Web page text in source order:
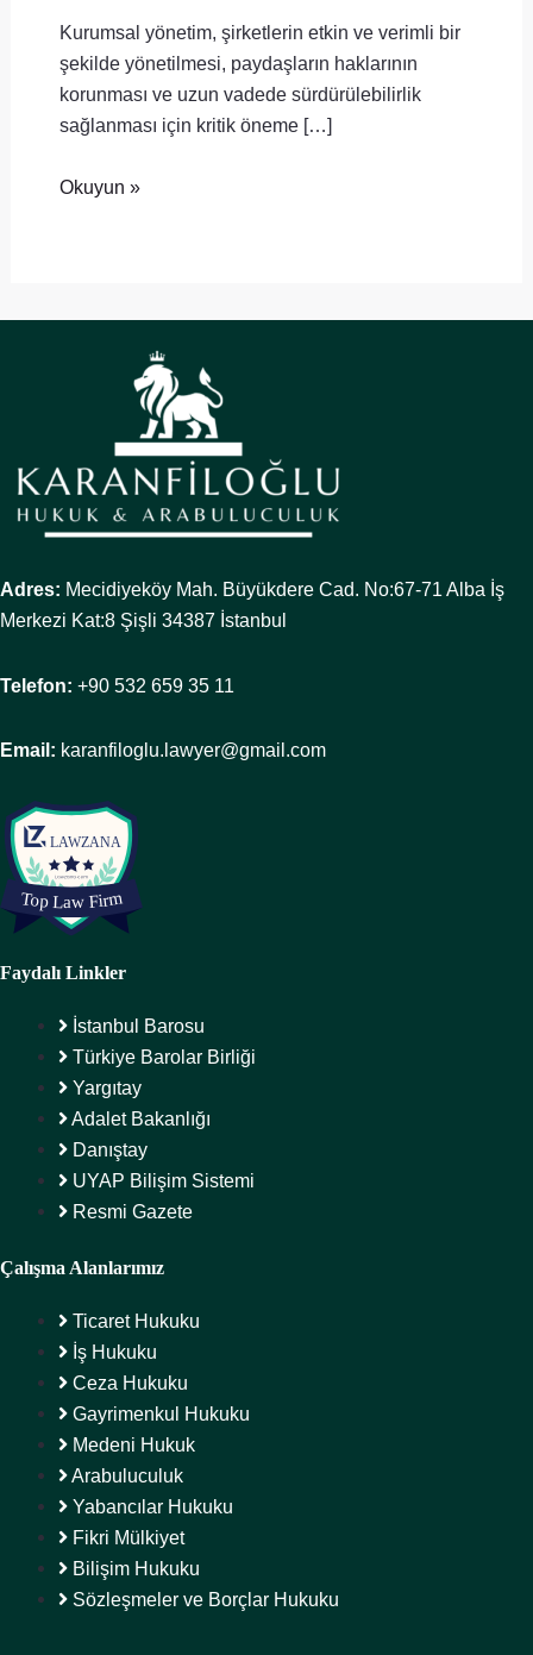
Kurumsal yönetim, şirketlerin etkin ve verimli bir
şekilde yönetilmesi, paydaşların haklarının
korunması ve uzun vadede sürdürülebilirlik
sağlanması için kritik öneme […]
Okuyun »
Adres: Mecidiyeköy Mah. Büyükdere Cad. No:67-71 Alba İş
Merkezi Kat:8 Şişli 34387 İstanbul
Telefon: +90 532 659 35 11
Email: karanfiloglu.lawyer@gmail.com
Faydalı Linkler
İstanbul Barosu
Türkiye Barolar Birliği
Yargıtay
Adalet Bakanlığı
Danıştay
UYAP Bilişim Sistemi
Resmi Gazete
Çalışma Alanlarımız
Ticaret Hukuku
İş Hukuku
Ceza Hukuku
Gayrimenkul Hukuku
Medeni Hukuk
Arabuluculuk
Yabancılar Hukuku
Fikri Mülkiyet
Bilişim Hukuku
Sözleşmeler ve Borçlar Hukuku